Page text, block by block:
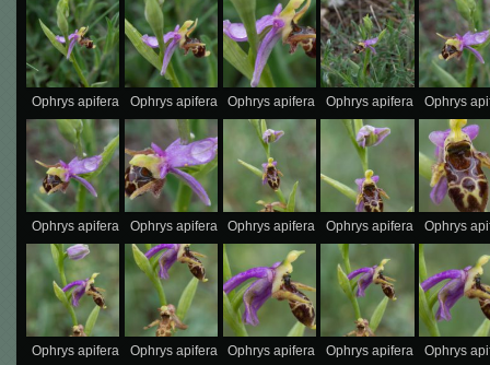
Ophrys apifera Ophrys apifera Ophrys apifera Ophrys apifera Ophrys
Ophrys apifera Ophrys apifera Ophrys apifera Ophrys apifera Ophrys
Ophrys apifera Ophrys apifera Ophrys apifera Ophrys apifera Ophrys